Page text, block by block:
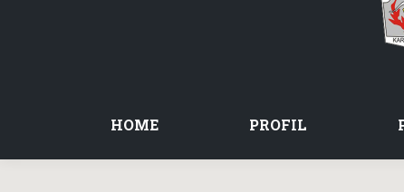
HOME PROFIL